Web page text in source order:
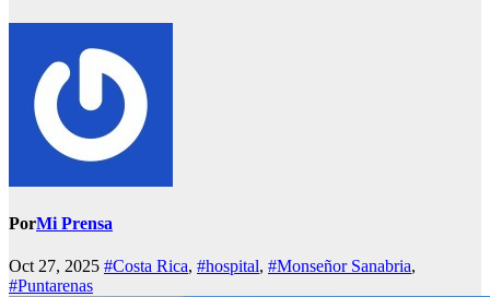
PorMi Prensa
Oct 27, 2025 #Costa Rica, #hospital, #Monseñor Sanabria,
#Puntarenas